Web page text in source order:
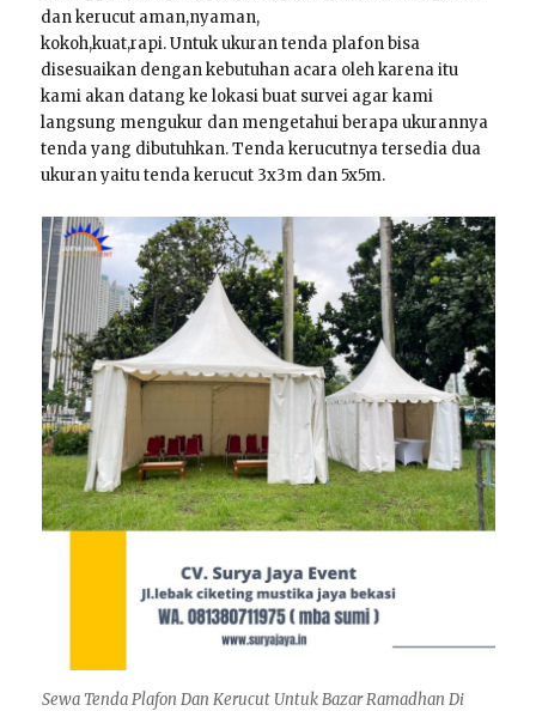
dan kerucut aman,nyaman,
kokoh,kuat,rapi. Untuk ukuran tenda plafon bisa
disesuaikan dengan kebutuhan acara oleh karena itu
kami akan datang ke lokasi buat survei agar kami
langsung mengukur dan mengetahui berapa ukurannya
tenda yang dibutuhkan. Tenda kerucutnya tersedia dua
ukuran yaitu tenda kerucut 3x3m dan 5x5m.
Sewa Tenda Plafon Dan Kerucut Untuk Bazar Ramadhan Di